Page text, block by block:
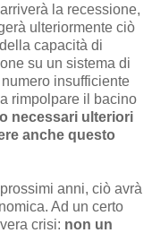
la recessione,
ulteriormente ciò
capacità di
su un sistema di
insufficiente
rimpolpare il bacino
necessari ulteriori
anche questo
anni, ciò avrà
Ad un certo
crisi: non un